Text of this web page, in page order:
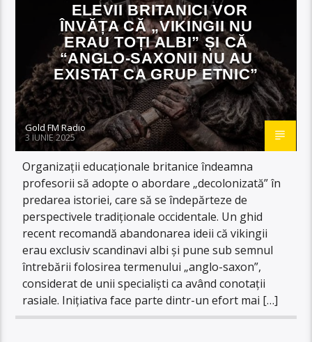
ELEVII BRITANICI VOR
ÎNVĂȚA CĂ „VIKINGII NU
ERAU TOȚI ALBI” ȘI CĂ
“ANGLO-SAXONII NU AU
EXISTAT CA GRUP ETNIC”
Gold FM Radio
3 IUNIE 2025
Organizații educaționale britanice îndeamna
profesorii să adopte o abordare „decolonizată” în
predarea istoriei, care să se îndepărteze de
perspectivele tradiționale occidentale. Un ghid
recent recomandă abandonarea ideii că vikingii
erau exclusiv scandinavi albi și pune sub semnul
întrebării folosirea termenului „anglo-saxon”,
considerat de unii specialiști ca având conotații
rasiale. Inițiativa face parte dintr-un efort mai […]